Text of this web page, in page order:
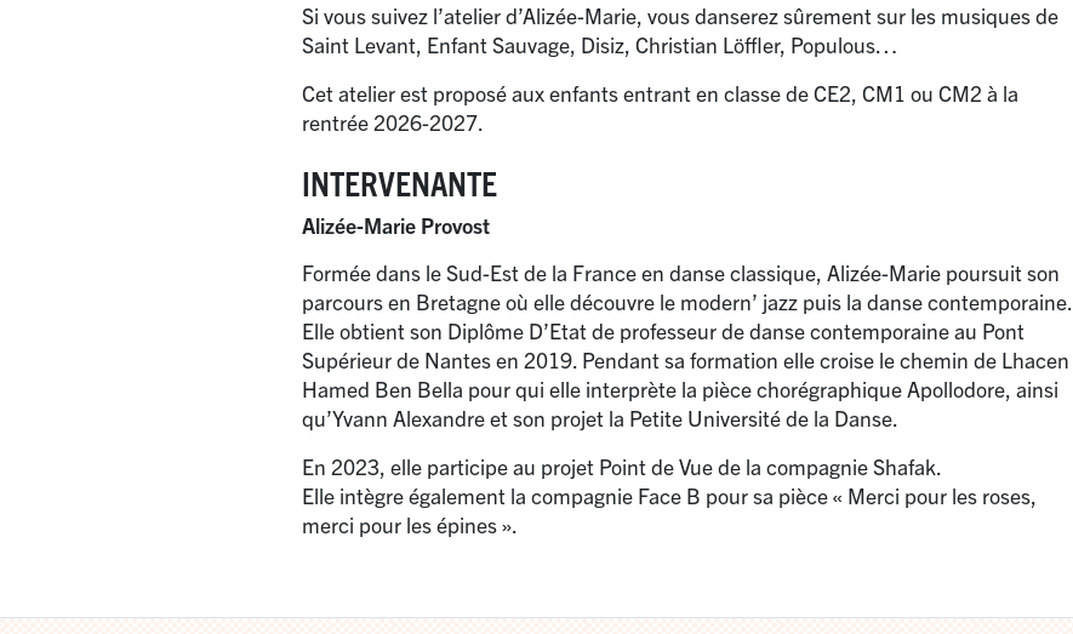
Si vous suivez l’atelier d’Alizée-Marie, vous danserez sûrement sur les musiques de
Saint Levant, Enfant Sauvage, Disiz, Christian Löffler, Populous…
Cet atelier est proposé aux enfants entrant en classe de CE2, CM1 ou CM2 à la
rentrée 2026-2027.
INTERVENANTE
Alizée-Marie Provost
Formée dans le Sud-Est de la France en danse classique, Alizée-Marie poursuit son
parcours en Bretagne où elle découvre le modern’ jazz puis la danse contemporaine.
Elle obtient son Diplôme D’Etat de professeur de danse contemporaine au Pont
Supérieur de Nantes en 2019. Pendant sa formation elle croise le chemin de Lhacen
Hamed Ben Bella pour qui elle interprète la pièce chorégraphique Apollodore, ainsi
qu’Yvann Alexandre et son projet la Petite Université de la Danse.
En 2023, elle participe au projet Point de Vue de la compagnie Shafak.
Elle intègre également la compagnie Face B pour sa pièce « Merci pour les roses,
merci pour les épines».